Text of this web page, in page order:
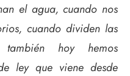
el agua, cuando nos
cuando dividen las
hoy hemos
ley que viene desde